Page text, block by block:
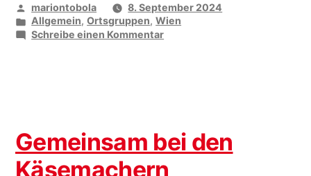
Veröffentlicht
von
mariontobola
8. September 2024
Veröffentlicht
unter
Allgemein,Ortsgruppen,Wien
Schreibe einen Kommentarzu
Gemeinsam bei den
Käsemachern